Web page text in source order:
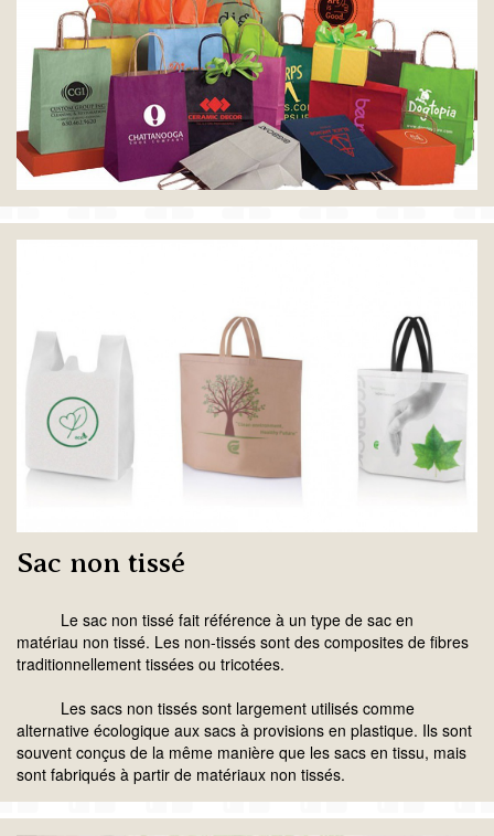
Sac non tissé
Le sac non tissé fait référence à un type de sac en
matériau non tissé. Les non-tissés sont des composites de fibres
traditionnellement tissées ou tricotées.
Les sacs non tissés sont largement utilisés comme
alternative écologique aux sacs à provisions en plastique. Ils sont
souvent conçus de la même manière que les sacs en tissu, mais
sont fabriqués à partir de matériaux non tissés.